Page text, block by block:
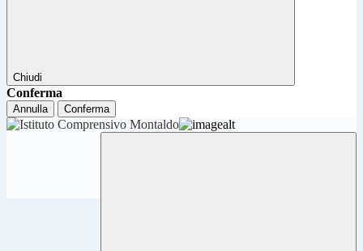
Chiudi
Conferma
Annulla Conferma